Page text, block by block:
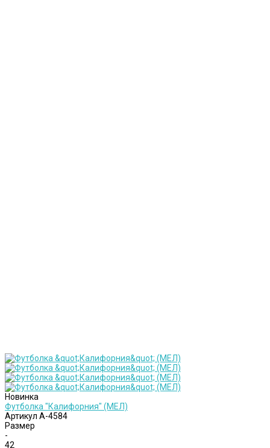
Новинка
Футболка "Калифорния" (МЕЛ)
Артикул А-4584
Размер
-
42